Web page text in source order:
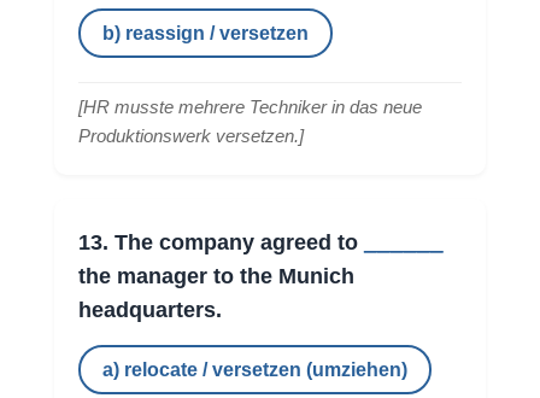
b) reassign / versetzen
[HR musste mehrere Techniker in das neue
Produktionswerk versetzen.]
13. The company agreed to
the manager to the Munich
headquarters.
a) relocate / versetzen (umziehen)